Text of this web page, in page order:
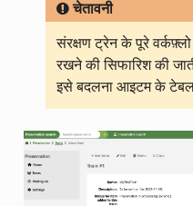
चेतावनी
संरक्षण ट्रेन के पूरे
रखने की सिफारिश की
इसे बदलना आइटम के टेबल